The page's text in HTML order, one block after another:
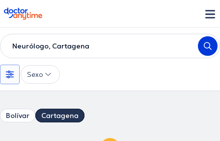
doctoranytime
Neurólogo, Cartagena
Sexo
Bolívar Cartagena